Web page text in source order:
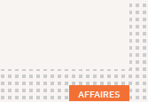
AFFAIRES